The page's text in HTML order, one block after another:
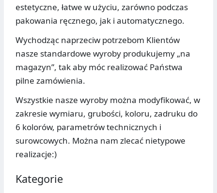
estetyczne, łatwe w użyciu, zarówno podczas
pakowania ręcznego, jak i automatycznego.
Wychodząc naprzeciw potrzebom Klientów
nasze standardowe wyroby produkujemy „na
magazyn”, tak aby móc realizować Państwa
pilne zamówienia.
Wszystkie nasze wyroby można modyfikować, w
zakresie wymiaru, grubości, koloru, zadruku do
6 kolorów, parametrów technicznych i
surowcowych. Można nam zlecać nietypowe
realizacje:)
Kategorie